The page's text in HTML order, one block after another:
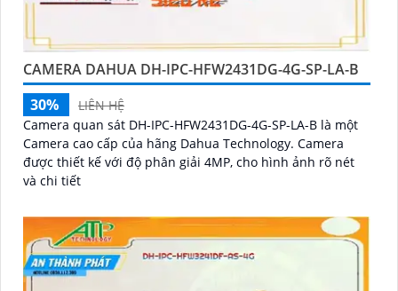
CAMERA DAHUA DH-IPC-HFW2431DG-4G-SP-LA-B
30%
LIÊN HỆ
Camera quan sát DH-IPC-HFW2431DG-4G-SP-LA-B là một
Camera cao cấp của hãng Dahua Technology. Camera
được thiết kế với độ phân giải 4MP, cho hình ảnh rõ nét
và chi tiết